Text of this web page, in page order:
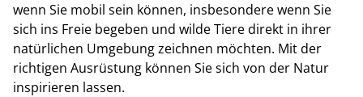
wenn Sie mobil sein können, insbesondere wenn Sie
sich ins Freie begeben und wilde Tiere direkt in ihrer
natürlichen Umgebung zeichnen möchten. Mit der
richtigen Ausrüstung können Sie sich von der Natur
inspirieren lassen.